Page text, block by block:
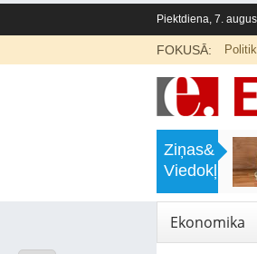
Piektdiena, 7.
FOKUSĀ:
Ziņas&
Viedokļi
Labklājības ministrija rosina reformēt
un būtiski uzlabot vecāku pabalstu
Ekonomika